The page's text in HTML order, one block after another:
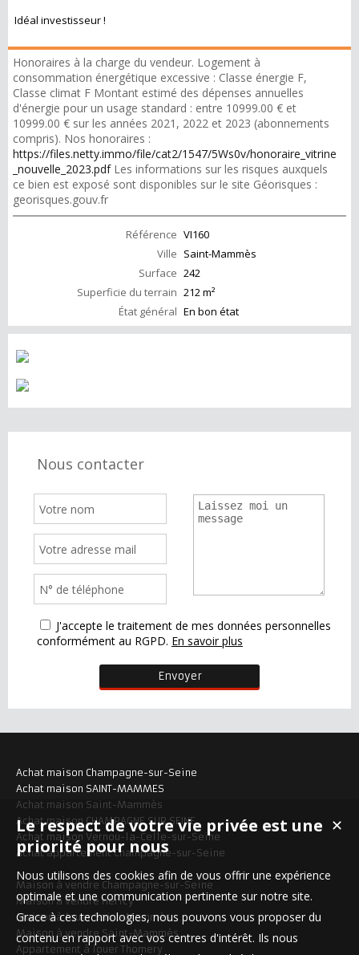
Idéal investisseur !
Honoraires à la charge du vendeur. Logement à
consommation énergétique excessive : Classe énergie F,
Classe climat F Montant estimé des dépenses annuelles
d'énergie pour un usage standard : entre 10999.00 € et
10999.00 € sur les années 2021, 2022 et 2023 (abonnements
compris). Nos honoraires :
https://files.netty.immo/file/cat2/1547/5Ws0v/honoraire_vitrine
_nouvelle_2023.pdfLes informations sur les risques auxquels
ce bien est exposé sont disponibles sur le site Géorisques :
georisques.gouv.fr
Référence VI160
Ville Saint-Mammès
Surface 242
Superficie du terrain 212 m²
État général En bon état
Nous contacter
J'accepte le traitement de mes données personnelles
conformément au RGPD. En savoir plus
Achat maison Champagne-sur-Seine
Achat maison SAINT-MAMMES
Achat maison Saint-Mammès
Achat maison CHAMPAGNE SUR SEINE
Achat maison Vernou-la-Celle-sur-Seine
Achat appartement Champagne-sur-Seine
Maison à vendre Champagne-sur-Seine
Maison à vendre Héricy
Maison à louer Saint-Mammès
Maison à vendre Saint-Mammès
Appartement à louer Thomery
✕
Le respect de votre vie privée est une
priorité pour nous
Nous utilisons des cookies afin de vous offrir une expérience
optimale et une communication pertinente sur notre site.
Grace à ces technologies, nous pouvons vous proposer du
contenu en rapport avec vos centres d'intérêt. Ils nous